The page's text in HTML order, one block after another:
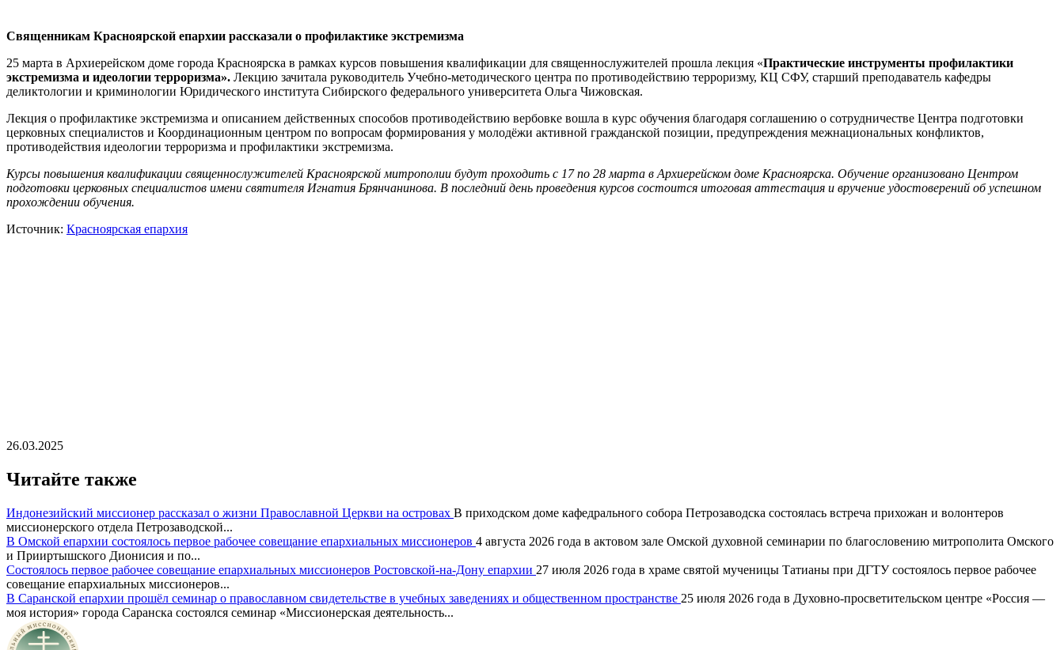
Священникам Красноярской епархии рассказали о профилактике экстремизма
25 марта в Архиерейском доме города Красноярска в рамках курсов повышения квалификации для священнослужителей прошла лекция «Практические инструменты профилактики
экстремизма и идеологии терроризма». Лекцию зачитала руководитель Учебно-методического центра по противодействию терроризму, КЦ СФУ, старший преподаватель кафедры
деликтологии и криминологии Юридического института Сибирского федерального университета Ольга Чижовская.
Лекция о профилактике экстремизма и описанием действенных способов противодействию вербовке вошла в курс обучения благодаря соглашению о сотрудничестве Центра подготовки
церковных специалистов и Координационным центром по вопросам формирования у молодёжи активной гражданской позиции, предупреждения межнациональных конфликтов,
противодействия идеологии терроризма и профилактики экстремизма.
Курсы повышения квалификации священнослужителей Красноярской митрополии будут проходить с 17 по 28 марта в Архиерейском доме Красноярска. Обучение организовано Центром
подготовки церковных специалистов имени святителя Игнатия Брянчанинова. В последний день проведения курсов состоится итоговая аттестация и вручение удостоверений об успешном
прохождении обучения.
Источник: Красноярская епархия
26.03.2025
Читайте также
Индонезийский миссионер рассказал о жизни Православной Церкви на островах В приходском доме кафедрального собора Петрозаводска состоялась встреча прихожан и волонтеров
миссионерского отдела Петрозаводской...
В Омской епархии состоялось первое рабочее совещание епархиальных миссионеров 4 августа 2026 года в актовом зале Омской духовной семинарии по благословению митрополита Омского
и Прииртышского Дионисия и по...
Состоялось первое рабочее совещание епархиальных миссионеров Ростовской-на-Дону епархии 27 июля 2026 года в храме святой мученицы Татианы при ДГТУ состоялось первое рабочее
совещание епархиальных миссионеров...
В Саранской епархии прошёл семинар о православном свидетельстве в учебных заведениях и общественном пространстве 25 июля 2026 года в Духовно-просветительском центре «Россия —
моя история» города Саранска состоялся семинар «Миссионерская деятельность...